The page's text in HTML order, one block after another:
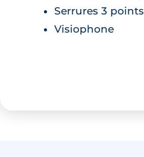
Serrures 3 points
Visiophone